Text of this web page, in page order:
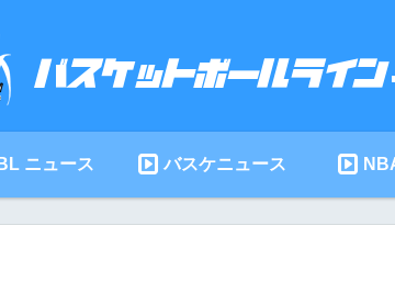
ニュース バスケニュース